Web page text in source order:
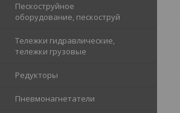
Пескоструйное
оборудование, пескоструй
Тележки гидравлические,
тележки грузовые
Редукторы
Пневмонагнетатели